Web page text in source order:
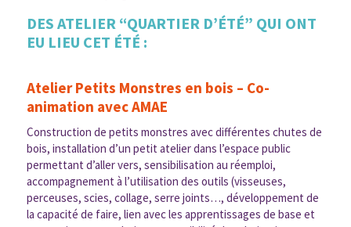
DES ATELIER “QUARTIER D’ÉTÉ” QUI ONT
EU LIEU CET ÉTÉ :
Atelier Petits Monstres en bois – Co-
animation avec AMAE
Construction de petits monstres avec différentes chutes de
bois, installation d’un petit atelier dans l’espace public
permettant d’aller vers, sensibilisation au réemploi,
accompagnement à l’utilisation des outils (visseuses,
perceuses, scies, collage, serre joints…, développement de
la capacité de faire, lien avec les apprentissages de base et